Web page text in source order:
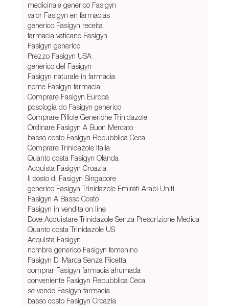
medicinale generico Fasigyn
valor Fasigyn en farmacias
generico Fasigyn receita
farmacia vaticano Fasigyn
Fasigyn generico
Prezzo Fasigyn USA
generico del Fasigyn
Fasigyn naturale in farmacia
nome Fasigyn farmacia
Comprare Fasigyn Europa
posologia do Fasigyn generico
Comprare Pillole Generiche Trinidazole
Ordinare Fasigyn A Buon Mercato
basso costo Fasigyn Repubblica Ceca
Comprare Trinidazole Italia
Quanto costa Fasigyn Olanda
Acquista Fasigyn Croazia
Il costo di Fasigyn Singapore
generico Fasigyn Trinidazole Emirati Arabi Uniti
Fasigyn A Basso Costo
Fasigyn in vendita on line
Dove Acquistare Trinidazole Senza Prescrizione Medica
Quanto costa Trinidazole US
Acquista Fasigyn
nombre generico Fasigyn femenino
Fasigyn Di Marca Senza Ricetta
comprar Fasigyn farmacia ahumada
conveniente Fasigyn Repubblica Ceca
se vende Fasigyn farmacia
basso costo Fasigyn Croazia